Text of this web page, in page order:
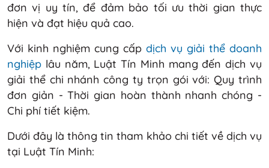
đơn vị uy tín, để đảm bảo tối ưu thời gian thực
hiện và đạt hiệu quả cao.
Với kinh nghiệm cung cấp dịch vụ giải thể doanh
nghiệp lâu năm, Luật Tín Minh mang đến dịch vụ
giải thể chi nhánh công ty trọn gói với: Quy trình
đơn giản - Thời gian hoàn thành nhanh chóng -
Chi phí tiết kiệm.
Dưới đây là thông tin tham khảo chi tiết về dịch vụ
tại Luật Tín Minh: